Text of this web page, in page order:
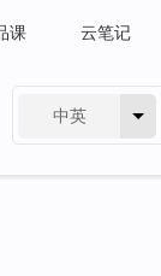
课 云笔记
中英